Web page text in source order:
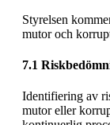
Styrelsen
mutor och
7.1
Identifiering av
mutor eller